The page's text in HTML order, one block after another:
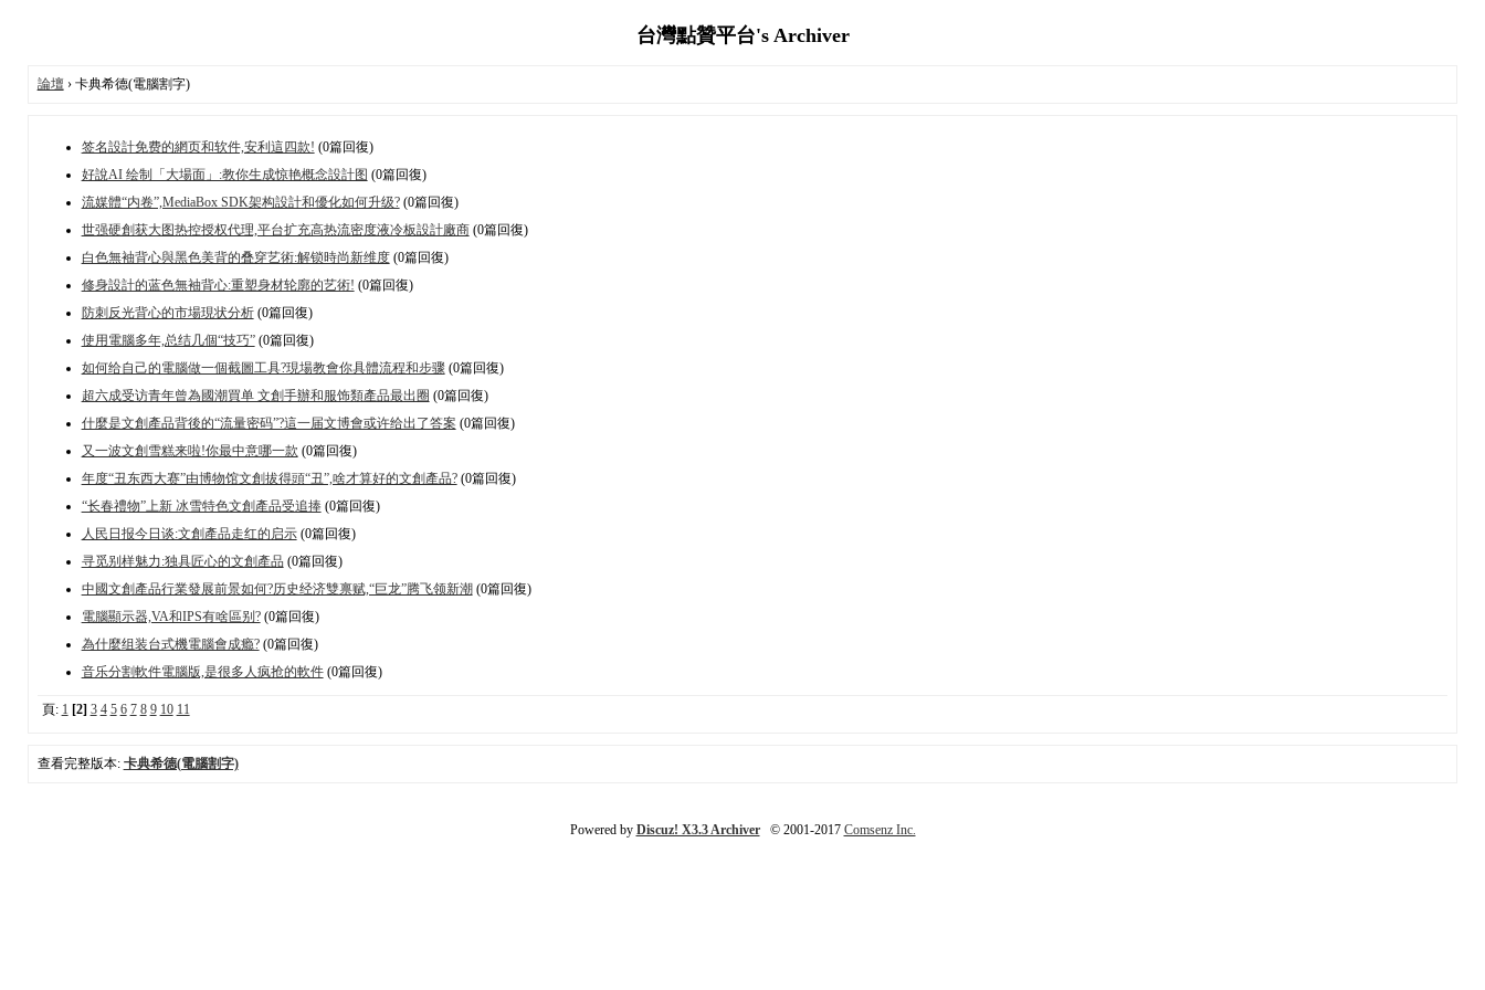
台灣點贊平台's Archiver
論壇› 卡典希德(電腦割字)
签名設計免费的網页和软件,安利這四款! (0篇回復)
好說AI 绘制「大場面」:教你生成惊艳概念設計图 (0篇回復)
流媒體“内卷”,MediaBox SDK架构設計和優化如何升级?(0篇回復)
世强硬創获大图热控授权代理,平台扩充高热流密度液冷板設計廠商(0篇回復)
白色無袖背心與黑色美背的叠穿艺術:解锁時尚新维度(0篇回復)
修身設計的蓝色無袖背心:重塑身材轮廓的艺術! (0篇回復)
防刺反光背心的市場現状分析(0篇回復)
使用電腦多年,总结几個“技巧”(0篇回復)
如何给自己的電腦做一個截圖工具?現場教會你具體流程和步骤(0篇回復)
超六成受访青年曾為國潮買单 文創手辦和服饰類產品最出圈 (0篇回復)
什麼是文創產品背後的“流量密码”?這一届文博會或许给出了答案 (0篇回復)
又一波文創雪糕来啦!你最中意哪一款 (0篇回復)
年度“丑东西大赛”由博物馆文創拔得頭“丑”,啥才算好的文創產品?(0篇回復)
“长春禮物”上新 冰雪特色文創產品受追捧(0篇回復)
人民日报今日谈:文創產品走红的启示(0篇回復)
寻觅别样魅力:独具匠心的文創產品 (0篇回復)
中國文創產品行業發展前景如何?历史经济雙禀赋,“巨龙”腾飞领新潮 (0篇回復)
電腦顯示器,VA和IPS有啥區别?(0篇回復)
為什麼组装台式機電腦會成瘾?(0篇回復)
音乐分割軟件電腦版,是很多人疯抢的軟件(0篇回復)
頁: 1 [2] 3 4 5 6 7 8 9 10 11
查看完整版本: 卡典希德(電腦割字)
Powered by Discuz! X3.3 Archiver© 2001-2017 Comsenz Inc.